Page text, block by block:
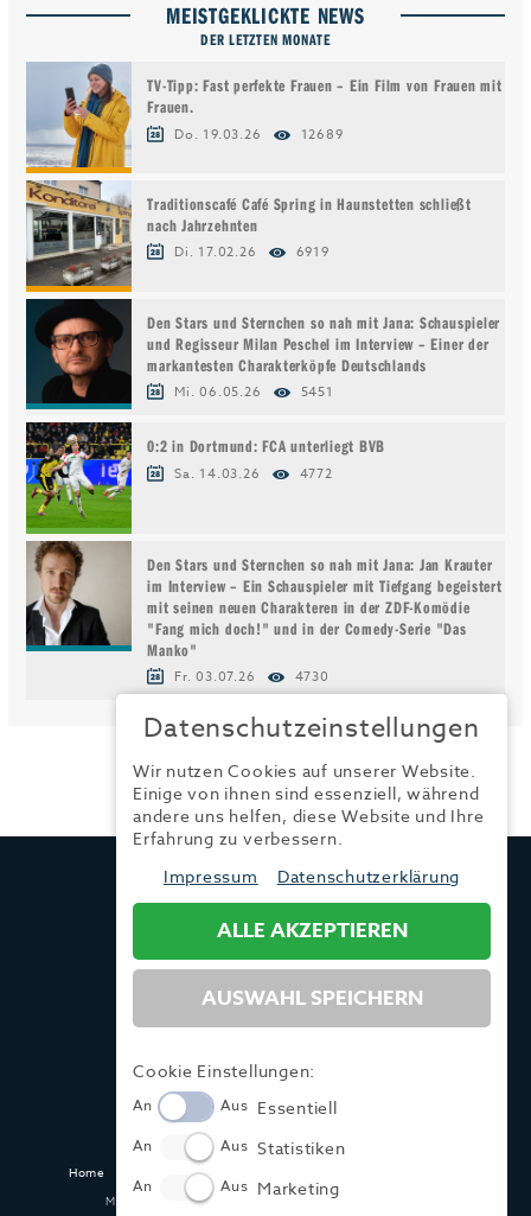
MEISTGEKLICKTE NEWS
DER LETZTEN MONATE
TV-Tipp: Fast perfekte Frauen – Ein Film von Frauen mit
Frauen.
Do. 19.03.26 12689
Traditionscafé Café Spring in Haunstetten schließt
nach Jahrzehnten
Di. 17.02.26 6919
Den Stars und Sternchen so nah mit Jana: Schauspieler
und Regisseur Milan Peschel im Interview – Einer der
markantesten Charakterköpfe Deutschlands
Mi. 06.05.26 5451
0:2 in Dortmund: FCA unterliegt BVB
Sa. 14.03.26 4772
Den Stars und Sternchen so nah mit Jana: Jan Krauter
im Interview – Ein Schauspieler mit Tiefgang begeistert
mit seinen neuen Charakteren in der ZDF-Komödie
"Fang mich doch!" und in der Comedy-Serie "Das
Manko"
Fr. 03.07.26 4730
TRENDYONE
Fax:
+49 (0) 821 / 99 82 34 41
Home Impressum
Made with ♥ in Dasing und Hamburg @ zwetschke.de
Datenschutzeinstellungen
Wir nutzen Cookies auf unserer Website.
Einige von ihnen sind essenziell, während
andere uns helfen, diese Website und Ihre
Erfahrung zu verbessern.
Impressum
Datenschutzerklärung
ALLE AKZEPTIEREN
AUSWAHL SPEICHERN
Cookie Einstellungen:
An Aus Essentiell
An Aus Statistiken
An Aus Marketing